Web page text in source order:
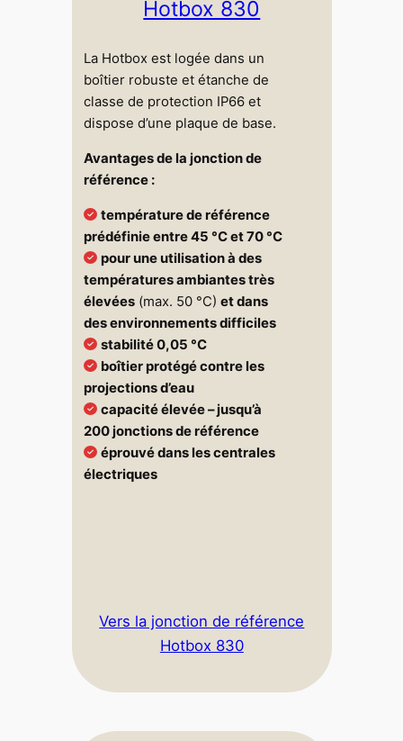
Hotbox 830
La Hotbox est logée dans un
boîtier robuste et étanche de
classe de protection IP66 et
dispose d’une plaque de base.
Avantages de la jonction de
référence :
température de référence
prédéfinie entre 45 °C et 70 °C
pour une utilisation à des
températures ambiantes très
élevées (max. 50 °C)et dans
des environnements difficiles
stabilité 0,05 °C
boîtier protégé contre les
projections d’eau
capacité élevée – jusqu’à
200 jonctions de référence
éprouvé dans les centrales
électriques
Vers la jonction de référence
Hotbox 830